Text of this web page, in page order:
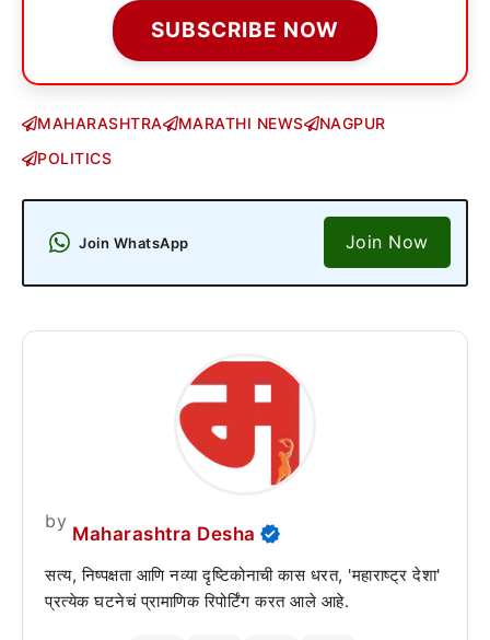
SUBSCRIBE NOW
MAHARASHTRA MARATHI NEWS
NAGPUR
POLITICS
Join WhatsApp Join Now
by
Maharashtra Desha
सत्य, निष्पक्षता आणि नव्या दृष्टिकोनाची कास धरत, 'महाराष्ट्र देशा'
प्रत्येक घटनेचं प्रामाणिक रिपोर्टिंग करत आले आहे.